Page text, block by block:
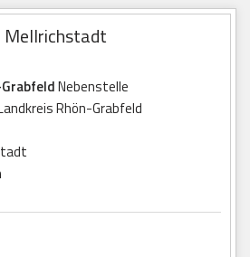
Mellrichstadt
Nebenstelle
Rhön-Grabfeld